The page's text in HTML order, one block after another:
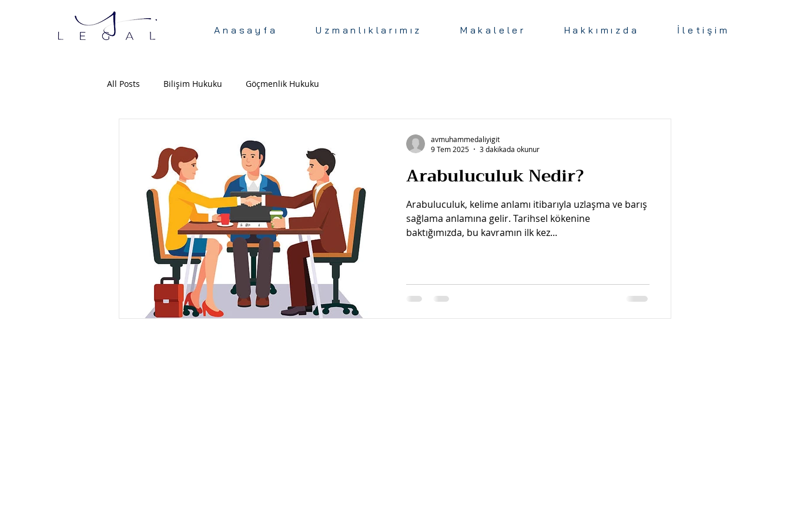
Anasayfa Uzmanlıklarımız Makaleler Hakkımızda İletişim
All Posts Bilişim Hukuku Göçmenlik Hukuku
Arabuluculuk Nedir?
Arabuluculuk, kelime anlamı itibarıyla uzlaşma ve barış
sağlama anlamına gelir. Tarihsel kökenine
baktığımızda, bu kavramın ilk kez...
avmuhammedaliyigit
9 Tem 2025
3 dakikada okunur